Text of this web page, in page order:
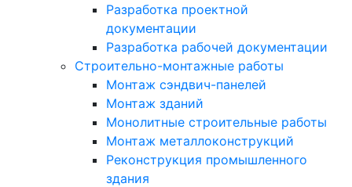
Разработка проектной
документации
Разработка рабочей документации
Строительно-монтажные работы
Монтаж сэндвич-панелей
Монтаж зданий
Монолитные строительные работы
Монтаж металлоконструкций
Реконструкция промышленного
здания